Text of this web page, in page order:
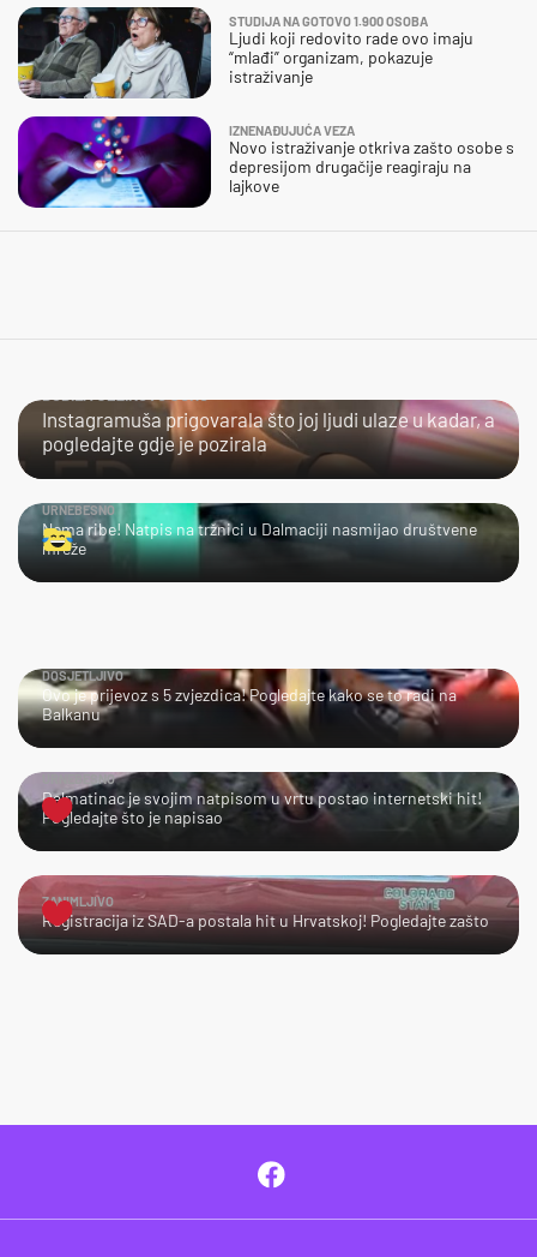
STUDIJA NA GOTOVO 1.900 OSOBA
Ljudi koji redovito rade ovo imaju
“mlađi” organizam, pokazuje
istraživanje
IZNENAĐUJUĆA VEZA
Novo istraživanje otkriva zašto osobe s
depresijom drugačije reagiraju na
lajkove
Instagramuša prigovarala što joj ljudi ulaze u kadar, a
pogledajte gdje je pozirala
URNEBESNO
Nema ribe! Natpis na tržnici u Dalmaciji nasmijao društvene
mreže
DOSJETLJIVO
Ovo je prijevoz s 5 zvjezdica! Pogledajte kako se to radi na
Balkanu
URNEBESNO
Dalmatinac je svojim natpisom u vrtu postao internetski hit!
Pogledajte što je napisao
ZANIMLJIVO
Registracija iz SAD-a postala hit u Hrvatskoj! Pogledajte zašto